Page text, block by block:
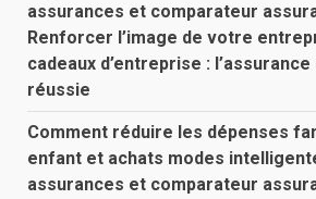
assurances et comparateur
Renforcer l’image de votre
cadeaux d’entreprise :
réussie
Comment réduire les dépenses
enfant et achats modes
assurances et comparateur